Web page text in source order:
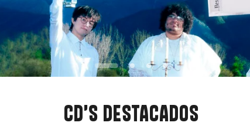
CD'S DESTACADOS